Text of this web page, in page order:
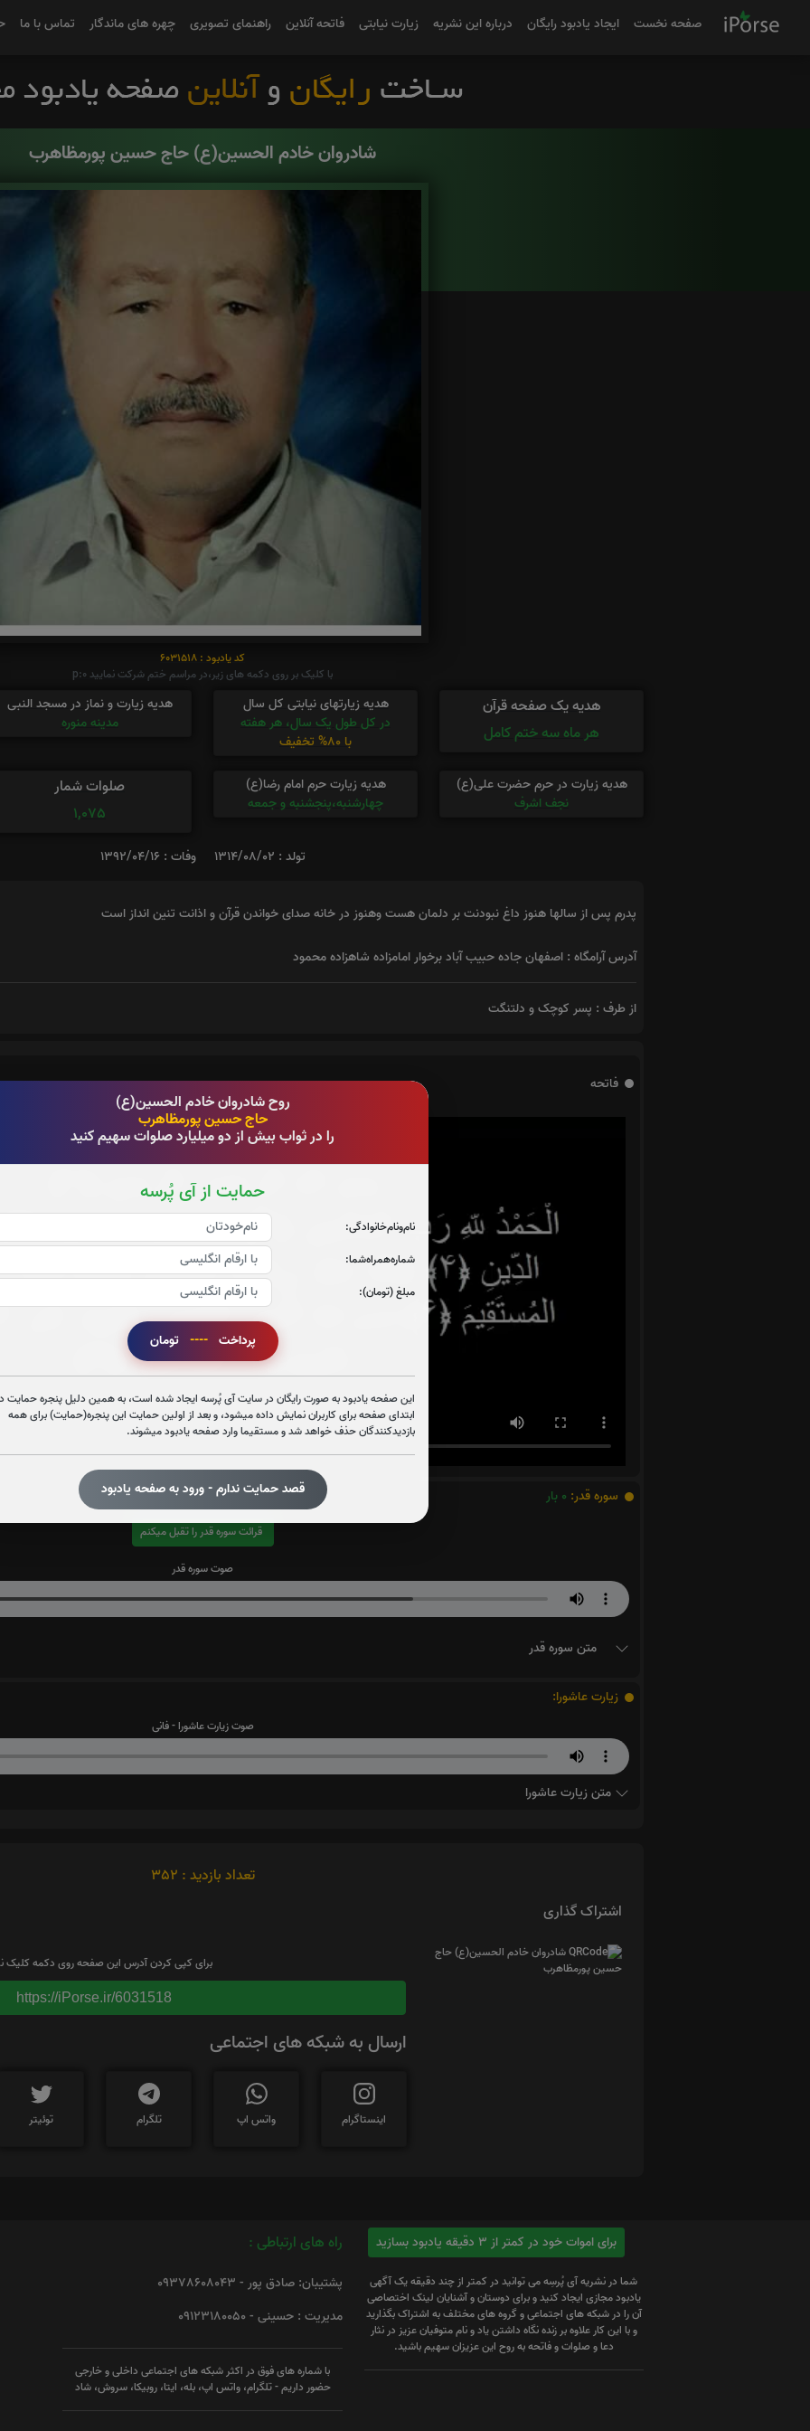
صفحه نخست ایجاد یادبود رایگان درباره این نشریه زیارت نیابتی فاتحه آنلاین راهنمای تصویری چهره های ماندگار تماس با ما
روح شادروان خادم الحسین(ع)
حاج حسین پورمظاهرب
را در ثواب بیش از دو میلیارد صلوات سهیم کنید
حمایت از آی پُرسه
نام‌و‌نام‌خانوادگی:
شماره‌همراه‌شما:
مبلغ (تومان):
پرداخت ---- تومان
این صفحه یادبود به صورت رایگان در سایت آی پُرسه ایجاد شده است، به همین دلیل پنجره حمایت
ابتدای صفحه برای کاربران نمایش داده میشود، و بعد از اولین حمایت این پنجره(حمایت) برای همه
بازدیدکنندگان حذف خواهد شد و مستقیما وارد صفحه یادبود میشوند.
قصد حمایت ندارم - ورود به صفحه یادبود
شادروان خادم الحسین(ع) حاج حسین پورمظاهرب
کد یادبود : 6031518
با کلیک بر روی دکمه های زیر،در مراسم ختم شرکت نمایید p:0
هدیه یک صفحه قرآن
هر ماه سه ختم کامل
هدیه زیارتهای نیابتی کل سال
در کل طول یک سال، هر هفته
با 80% تخفیف
هدیه زیارت و نماز در مسجد النبی
مدینه منوره
هدیه زیارت در حرم حضرت علی(ع)
نجف اشرف
هدیه زیارت حرم امام رضا(ع)
چهارشنبه،پنجشنبه و جمعه
صلوات شمار
1,075
تولد : 1314/08/02 وفات : 1392/04/16
پدرم پس از سالها هنوز داغ نبودنت بر دلمان هست وهنوز در خانه صدای خواندن قرآن و اذانت تنین انداز است
آدرس آرامگاه : اصفهان جاده حبیب آباد برخوار امامزاده شاهزاده محمود
از طرف : پسر کوچک و دلتنگت
فاتحه
سوره قدر: 0 بار
قرائت سوره قدر را تقبل میکنم
صوت سوره قدر
متن سوره قدر
زیارت عاشورا:
صوت زیارت عاشورا - فانی
متن زیارت عاشورا
تعداد بازدید : 352
اشتراک گذاری
برای کپی کردن آدرس این صفحه روی دکمه کلیک
https://iPorse.ir/6031518
ارسال به شبکه های اجتماعی
اینستاگرام واتس اپ تلگرام توئیتر
برای اموات خود در کمتر از 3 دقیقه یادبود بسازید
شما در نشریه آی پُرسِه می توانید در کمتر از چند دقیقه یک آگهی
یادبود مجازی ایجاد کنید و برای دوستان و آشنایان لینک اختصاصی
آن را در شبکه های اجتماعی و گروه های مختلف به اشتراک بگذارید
و با این کار علاوه بر زنده نگاه داشتن یاد و نام متوفیان عزیز در نثار
دعا و صلوات و فاتحه به روح این عزیزان سهیم باشید.
راه های ارتباطی :
پشتیبان: صادق پور - 09378608043
مدیریت : حسینی - 09123180050
با شماره های فوق در اکثر شبکه های اجتماعی داخلی و خارجی
حضور داریم - تلگرام، واتس اپ، بله، ایتا، روبیکا، سروش، شاد